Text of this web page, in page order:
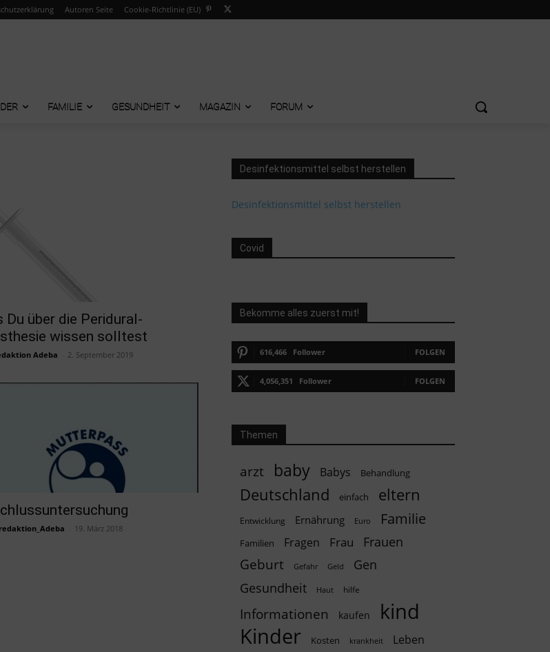
Autoren Seite Cookie-Richtlinie (EU)
FAMILIE GESUNDHEIT MAGAZIN FORUM
Du über die Peridural-
wissen solltest
Adeba 2. September 2019
19. März 2018
Desinfektionsmittel selbst herstellen
Desinfektionsmittel selbst herstellen
Covid
Bekomme alles zuerst mit!
616,466 Follower FOLGEN
4,056,351 Follower FOLGEN
Themen
arzt baby Babys Behandlung
Deutschland einfach eltern
Entwicklung Ernährung Euro Familie
Familien Fragen Frau Frauen
Geburt Gefahr Geld
Gen
Gesundheit
Haut hilfe
Informationen kaufen kind
Kinder Kosten krankheit Leben